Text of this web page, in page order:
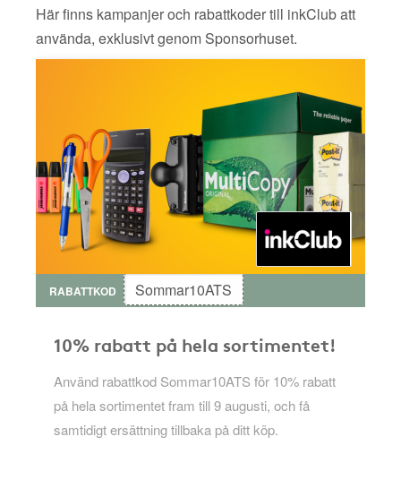
Här finns kampanjer och rabattkoder till inkClub att
använda, exklusivt genom Sponsorhuset.
RABATTKOD Sommar10ATS
10% rabatt på hela sortimentet!
Använd rabattkod Sommar10ATS för 10% rabatt
på hela sortimentet fram till 9 augusti, och få
samtidigt ersättning tillbaka på ditt köp.